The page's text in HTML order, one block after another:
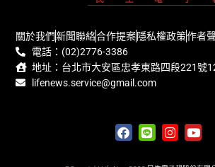
關於我們新聞聯絡合作提案隱私權政策作者
電話：(02)2776-3386
地址：台北市大安區忠孝東路四段221號
lifenews.service@gmail.com